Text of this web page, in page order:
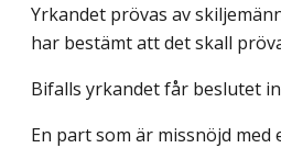
Yrkandet prövas av
har bestämt att det skall
Bifalls yrkandet får beslutet
En part som är missnöjd